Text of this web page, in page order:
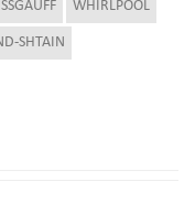
WHIRLPOOL
SHTAIN